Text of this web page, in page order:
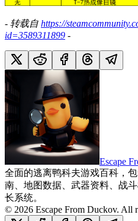
- 转载自 https://
id=3589311899 -
Escape
全面的逃离鸭科夫游戏百科，
南、地图数据、武器资料、战
长系统。
© 2026 Escape From Duckov. All